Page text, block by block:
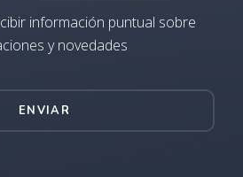
información puntual sobre
y novedades
ENVIAR